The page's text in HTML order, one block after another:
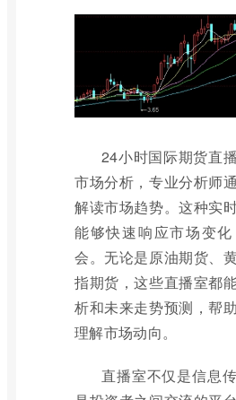
24小时国际期货直
市场分析，专业分析师
解读市场趋势。这种实
能够快速响应市场变
会。无论是原油期货、
指期货，这些直播室都
析和未来走势预测，帮
理解市场动向。
直播室不仅是信息